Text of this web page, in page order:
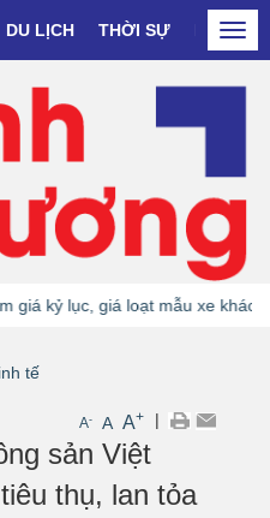
DU LỊCH THỜI SỰ DOANH
lục, giá loạt mẫu xe khác tiếp
tế
A- A A+ |
sản Việt
thụ, lan tỏa